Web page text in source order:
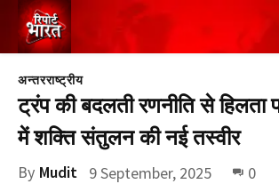
अन्तरराष्ट्रीय
ट्रंप की बदलती रणनीति से हिलता
में शक्ति संतुलन की नई तस्वीर
By Mudit 9 September, 2025 0